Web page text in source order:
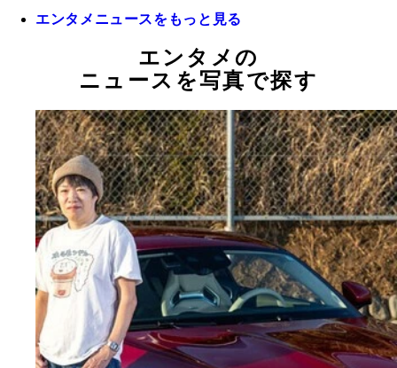
エンタメニュースをもっと見る
エンタメの
ニュースを写真で探す